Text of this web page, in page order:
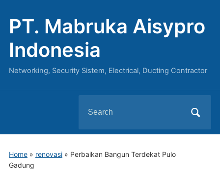
PT. Mabruka Aisypro
Indonesia
Networking, Security Sistem, Electrical, Ducting Contractor
for:
Home» renovasi» Perbaikan Bangun Terdekat Pulo
Gadung